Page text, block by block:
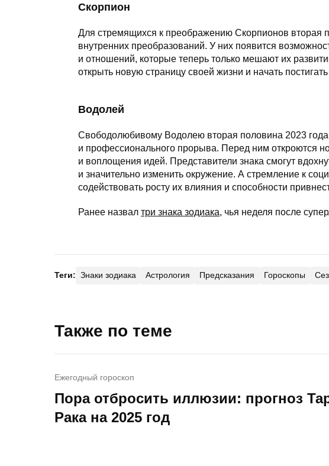
Скорпион
Для стремящихся к преображению Скорпионов вторая
внутренних преобразований. У них появится
и отношений, которые теперь только мешают их
открыть новую страницу своей жизни и начать
Водолей
Свободолюбивому Водолею вторая половина 2023
и профессионального прорыва. Перед ним откроются
и воплощения идей. Представители знака смогут
и значительно изменить окружение. А стремление к
содействовать росту их влияния и способности
Ранее назвал три знака зодиака, чья неделя после
Теги: Знаки зодиака Астрология Предсказания Гороскопы
Также по теме
Ежегодный гороскоп
Пора отбросить иллюзии: прогноз
Рака на 2025 год